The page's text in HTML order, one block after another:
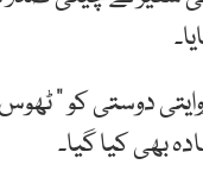
دوستی کو ”
بھی کیا گیا۔